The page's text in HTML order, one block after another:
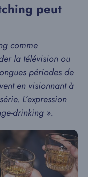
peut
comme
la télévision ou
périodes de
en visionnant à
L’expression
drinking ».